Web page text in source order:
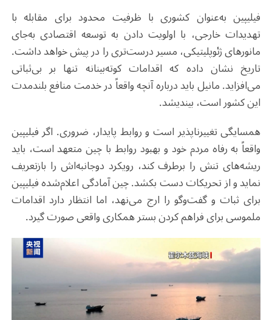
فیلیپین به‌عنوان کشوری با ظرفیت محدود برای مقابله با
تهدیدات خارجی، با اولویت دادن به توسعه اقتصادی به‌جای
مانورهای ژئوپلیتیکی، مسیر درست‌تری را در پیش خواهد داشت.
تاریخ نشان داده که اقدامات کوته‌بینانه تنها بر بی‌ثباتی
می‌افزاید. مانیل باید درباره آنچه واقعاً در خدمت منافع بلندمدت
این کشور است، بیندیشد.
همسایگی تغییرناپذیر است و روابط پایدار، ضروری. اگر فیلیپین
واقعاً به رفاه مردم خود و بهبود روابط با چین متعهد است، باید
ریشه‌های تنش را برطرف کند، رویکرد دوجانبه‌اش را بازتعریف
نماید و از تحریکات دست بکشد. چین آمادگی اعلام‌شده فیلیپین
برای ثبات و گفت‌وگو را ارج می‌نهد، اما انتظار دارد اقدامات
ملموسی برای فراهم کردن بستر همکاری واقعی صورت گیرد.